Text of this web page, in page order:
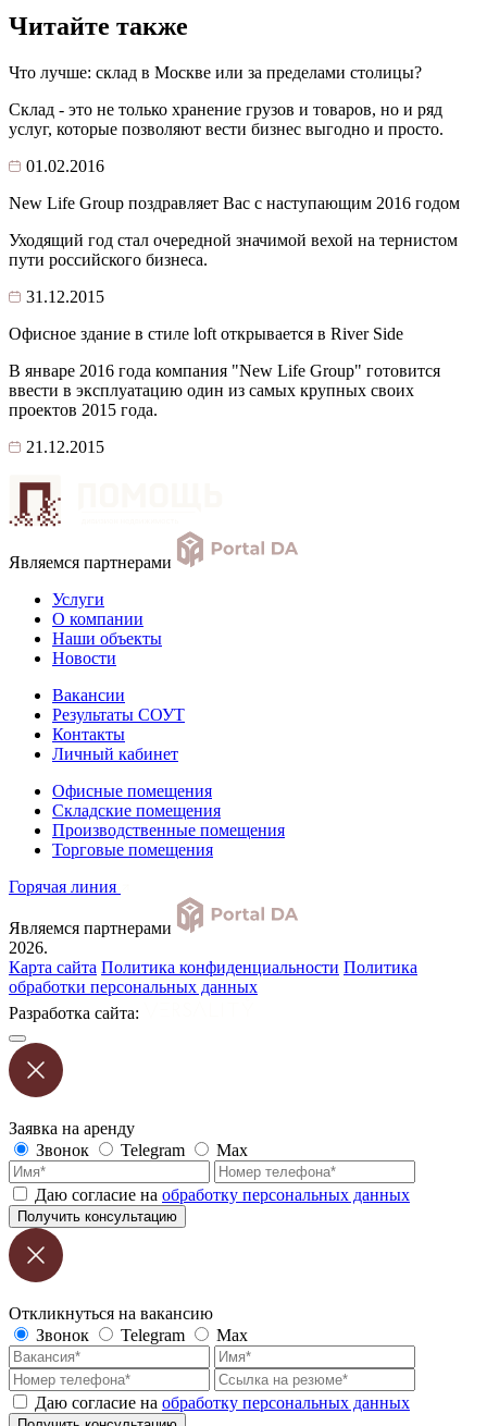
Читайте также
Что лучше: склад в Москве или за пределами столицы?
Склад - это не только хранение грузов и товаров, но и ряд
услуг, которые позволяют вести бизнес выгодно и просто.
01.02.2016
New Life Group поздравляет Вас с наступающим 2016 годом
Уходящий год стал очередной значимой вехой на тернистом
пути российского бизнеса.
31.12.2015
Офисное здание в стиле loft открывается в River Side
В январе 2016 года компания "New Life Group" готовится
ввести в эксплуатацию один из самых крупных своих
проектов 2015 года.
21.12.2015
Являемся партнерами
Услуги
О компании
Наши объекты
Новости
Вакансии
Результаты СОУТ
Контакты
Личный кабинет
Офисные помещения
Складские помещения
Производственные помещения
Торговые помещения
Горячая линия
Являемся партнерами
2026.
Карта сайта Политика конфиденциальности Политика
обработки персональных данных
Разработка сайта:
Заявка на аренду
Звонок
Telegram Max
Даю согласие на обработку персональных данных
Получить консультацию
Откликнуться на вакансию
Звонок
Telegram Max
Даю согласие на обработку персональных данных